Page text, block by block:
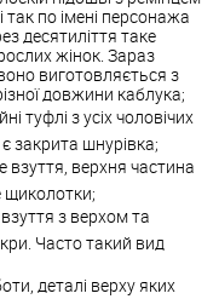
так по імені персонажа
десятиліття таке
жінок. Зараз
виготовляється з
довжини каблука;
туфлі з усіх чоловічих
закрита шнурівка;
взуття, верхня частина
щиколотки;
з верхом та
Часто такий вид
деталі верху яких